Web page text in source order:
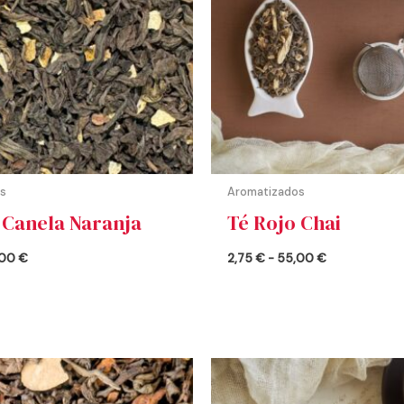
Naranja
€
Aromatizados
Té Rojo Chai
2,75€ - 55,00€
Rango
precios:
Rango
precios: